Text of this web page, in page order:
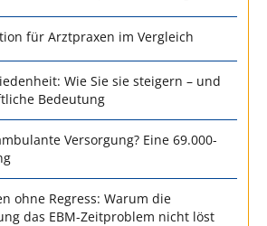
für Arztpraxen im Vergleich
Wie Sie sie steigern – und
Bedeutung
Versorgung? Eine 69.000-
ohne Regress: Warum die
das EBM-Zeitproblem nicht löst